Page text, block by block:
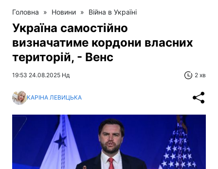
Головна » Новини » Війна в Україні
Україна самостійно
визначатиме кордони власних
територій, - Венс
19:53 24.08.2025 Нд 2 хв
КАРІНА ЛЕВИЦЬКА